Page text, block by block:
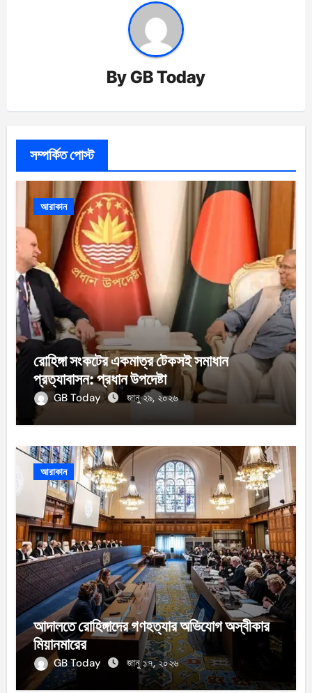
ByGB Today
সম্পর্কিত পোস্ট
আরাকান
রোহিঙ্গা সংকটের একমাত্র টেকসই সমাধান
প্রত্যাবাসন: প্রধান উপদেষ্টা
GB Today জানু ২৯, ২০২৬
আরাকান
আদালতে রোহিঙ্গাদের গণহত্যার অভিযোগ অস্বীকার
মিয়ানমারের
GB Today জানু ১৭, ২০২৬